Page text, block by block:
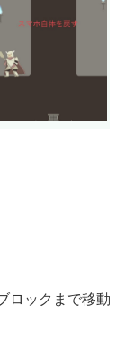
ロックまで移動